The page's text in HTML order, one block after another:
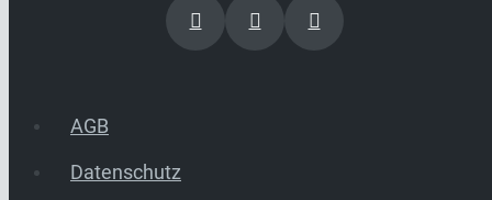
AGB
Datenschutz